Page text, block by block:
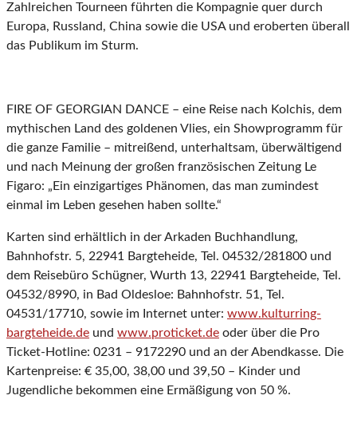
Zahlreichen Tourneen führten die Kompagnie quer durch
Europa, Russland, China sowie die USA und eroberten überall
das Publikum im Sturm.
FIRE OF GEORGIAN DANCE – eine Reise nach Kolchis, dem
mythischen Land des goldenen Vlies, ein Showprogramm für
die ganze Familie – mitreißend, unterhaltsam, überwältigend
und nach Meinung der großen französischen Zeitung Le
Figaro: „Ein einzigartiges Phänomen, das man zumindest
einmal im Leben gesehen haben sollte.“
Karten sind erhältlich in der Arkaden Buchhandlung,
Bahnhofstr. 5, 22941 Bargteheide, Tel. 04532/281800 und
dem Reisebüro Schügner, Wurth 13, 22941 Bargteheide, Tel.
04532/8990, in Bad Oldesloe: Bahnhofstr. 51, Tel.
04531/17710, sowie im Internet unter: www.kulturring-
bargteheide.de und www.proticket.de oder über die Pro
Ticket-Hotline: 0231 – 9172290 und an der Abendkasse. Die
Kartenpreise: € 35,00, 38,00 und 39,50 – Kinder und
Jugendliche bekommen eine Ermäßigung von 50 %.